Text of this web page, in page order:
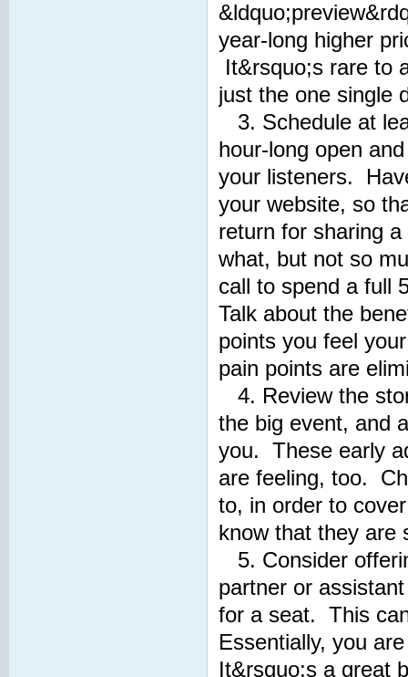
year-long higher
It&rsquo;s rare to
just the one single
3. Schedule at
hour-long open
your listeners.
your website, so
return for sharing
what, but not so
call to spend a full
Talk about the
points you feel
pain points are
4. Review the
the big event, and
you. These early
are feeling, too.
to, in order to
know that they are
5. Consider
partner or
for a seat. This
Essentially, you
It&rsquo;s a great